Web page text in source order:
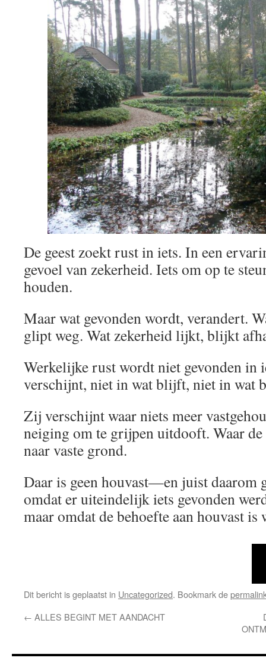
De geest zoekt rust in iets. In een
gevoel van zekerheid. Iets om op te
houden.
Maar wat gevonden wordt, verandert.
glipt weg. Wat zekerheid lijkt, blijkt
Werkelijke rust wordt niet gevonden in
verschijnt, niet in wat blijft, niet in wat
Zij verschijnt waar niets meer
neiging om te grijpen uitdooft. Waar de
naar vaste grond.
Daar is geen houvast—en juist daarom
omdat er uiteindelijk iets gevonden
maar omdat de behoefte aan houvast is
Dit bericht is geplaatst in Uncategorized. Bookmark de
← ALLES BEGINT MET AANDACHT